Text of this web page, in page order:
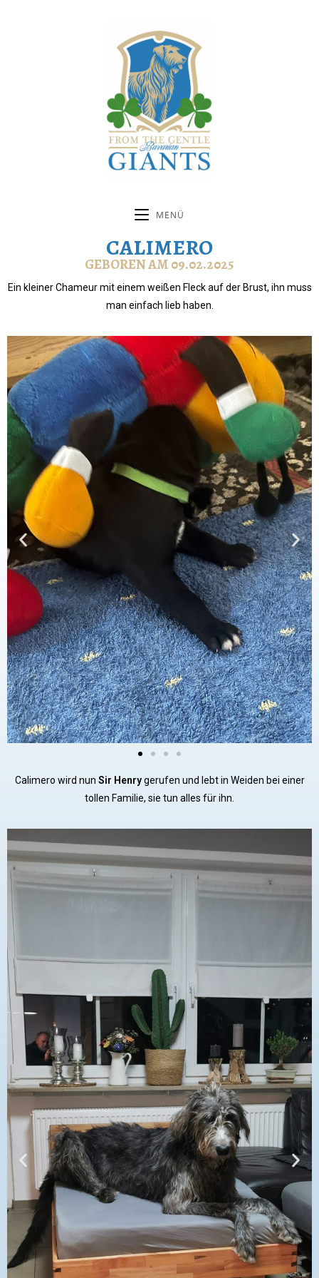
MENÜ
CALIMERO
GEBOREN AM 09.02.2025
Ein kleiner Chameur mit einem weißen Fleck auf der Brust, ihn muss
man einfach lieb haben.
Calimero wird nun Sir Henrygerufen und lebt in Weiden bei einer
tollen Familie, sie tun alles für ihn.